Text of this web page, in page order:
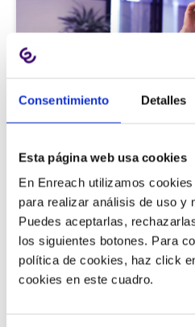
Consentimiento Detalles
Esta página web usa cookies
En Enreach utilizamos
para realizar análisis de uso y
Puedes aceptarlas,
los siguientes botones. Para
política de cookies, haz click
cookies en este cuadro.
9 métricas de call
la satisfacción del
11/06/2026